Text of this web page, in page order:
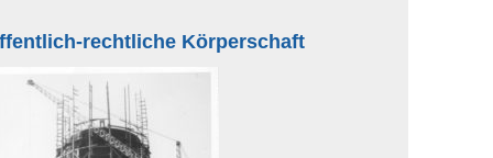
rechtliche Körperschaft